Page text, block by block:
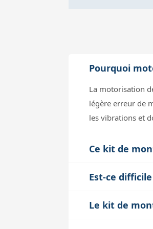
Pourquoi
La motorisation
légère erreur de
les vibrations et
Ce kit de
Q-Focuser
Est-ce
pour s’adapter
Le kit de